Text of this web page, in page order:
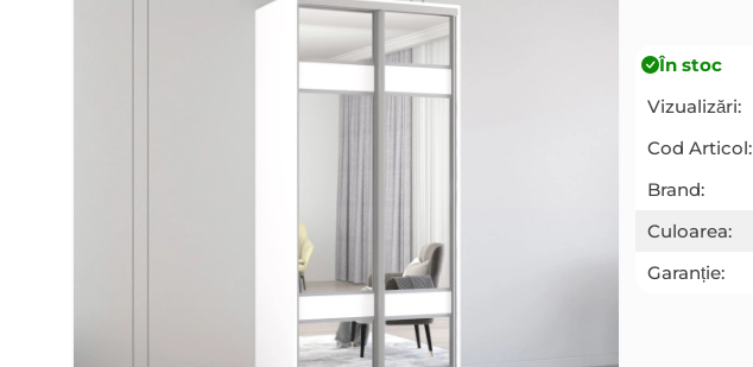
În stoc
Vizualizări:
Cod Articol:
Brand:
Culoarea:
Garanție: